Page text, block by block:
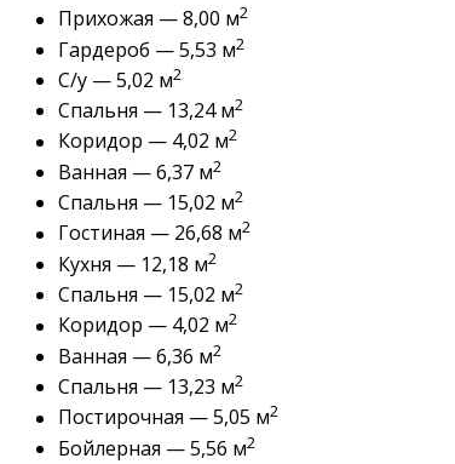
Прихожая — 8,00 м2
Гардероб — 5,53 м2
С/у — 5,02 м2
Спальня — 13,24 м2
Коридор — 4,02 м2
Ванная — 6,37 м2
Спальня — 15,02 м2
Гостиная — 26,68 м2
Кухня — 12,18 м2
Спальня — 15,02 м2
Коридор — 4,02 м2
Ванная — 6,36 м2
Спальня — 13,23 м2
Постирочная — 5,05 м2
Бойлерная — 5,56 м2